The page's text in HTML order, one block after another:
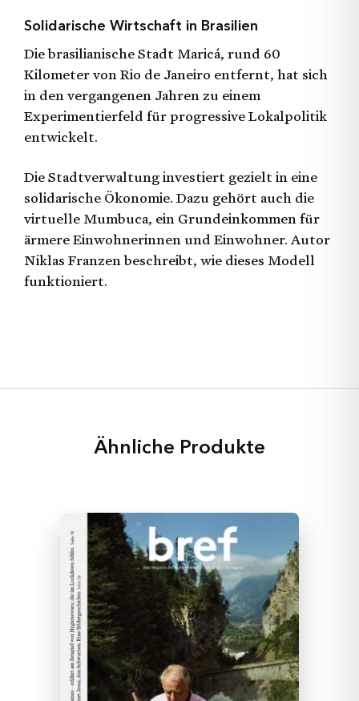
Geschichten
Solidarische Wirtschaft in Brasilien
Die brasilianische Stadt Maricá, rund 60
Kilometer von Rio de Janeiro entfernt, hat sich
in den vergangenen Jahren zu einem
Experimentierfeld für progressive Lokalpolitik
entwickelt.
Die Stadtverwaltung investiert gezielt in eine
solidarische Ökonomie. Dazu gehört auch die
virtuelle Mumbuca, ein Grundeinkommen für
ärmere Einwohnerinnen und Einwohner. Autor
Niklas Franzen beschreibt, wie dieses Modell
funktioniert.
Ähnliche Produkte